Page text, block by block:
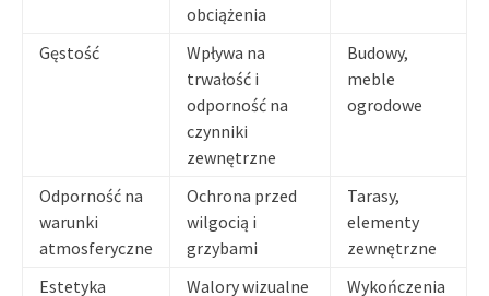
obciążenia
Gęstość
Wpływa na
trwałość i
odporność na
czynniki
zewnętrzne
Budowy,
meble
ogrodowe
Odporność na
warunki
atmosferyczne
Ochrona przed
wilgocią i
grzybami
Tarasy,
elementy
zewnętrzne
Estetyka
Walory wizualne Wykończenia